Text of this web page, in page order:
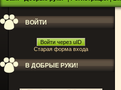
ВОЙТИ
Войти через uID
Старая форма входа
В ДОБРЫЕ РУКИ!